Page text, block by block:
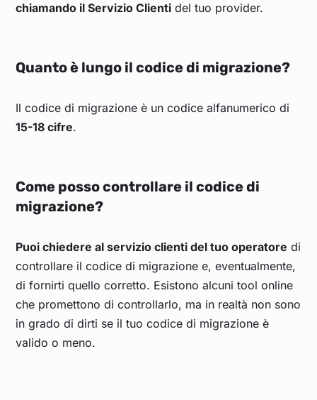
chiamando il Servizio Clienti del tuo provider.
Quanto è lungo il codice di migrazione?
Il codice di migrazione è un codice alfanumerico di
15-18 cifre.
Come posso controllare il codice di
migrazione?
Puoi chiedere al servizio clienti del tuo operatore di
controllare il codice di migrazione e, eventualmente,
di fornirti quello corretto. Esistono alcuni tool online
che promettono di controllarlo, ma in realtà non sono
in grado di dirti se il tuo codice di migrazione è
valido o meno.